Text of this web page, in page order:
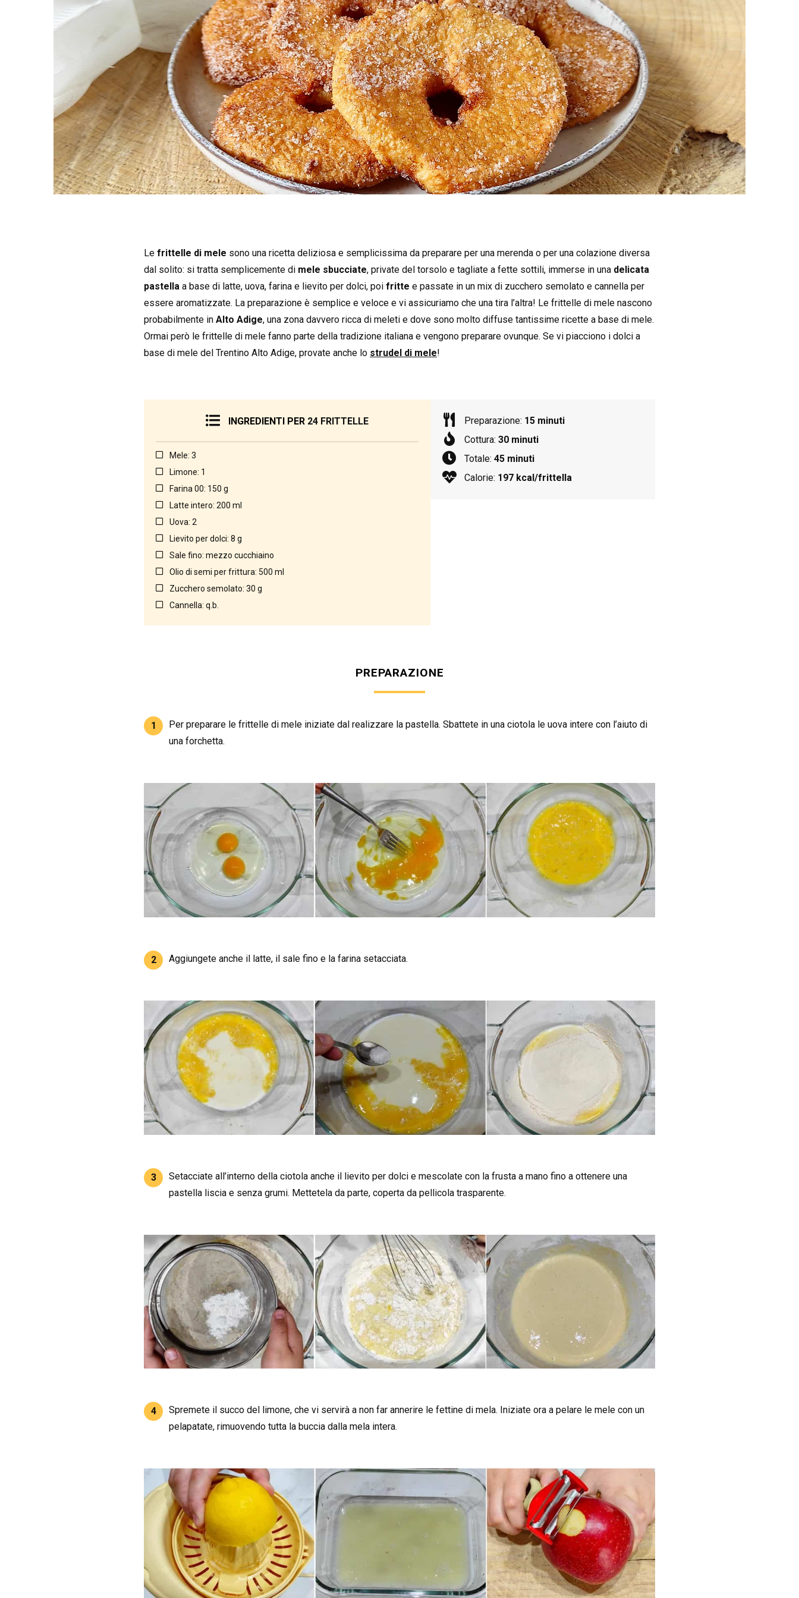
Le frittelle di mele sono una ricetta deliziosa e semplicissima da preparare per una merenda o per una colazione diversa
dal solito: si tratta semplicemente di mele sbucciate, private del torsolo e tagliate a fette sottili, immerse in una delicata
pastella a base di latte, uova, farina e lievito per dolci, poi fritte e passate in un mix di zucchero semolato e cannella per
essere aromatizzate. La preparazione è semplice e veloce e vi assicuriamo che una tira l’altra! Le frittelle di mele nascono
probabilmente in Alto Adige, una zona davvero ricca di meleti e dove sono molto diffuse tantissime ricette a base di mele.
Ormai però le frittelle di mele fanno parte della tradizione italiana e vengono preparare ovunque. Se vi piacciono i dolci a
base di mele del Trentino Alto Adige, provate anche lo strudel di mele!
INGREDIENTI PER 24 FRITTELLE
Mele: 3
Limone: 1
Farina 00: 150 g
Latte intero: 200 ml
Uova: 2
Lievito per dolci: 8 g
Sale fino: mezzo cucchiaino
Olio di semi per frittura: 500 ml
Zucchero semolato: 30 g
Cannella: q.b.
Preparazione: 15 minuti
Cottura:30 minuti
Totale:45 minuti
Calorie: 197 kcal/frittella
PREPARAZIONE
1
Per preparare le frittelle di mele iniziate dal realizzare la pastella. Sbattete in una ciotola le uova intere con l’aiuto di
una forchetta.
2 Aggiungete anche il latte, il sale fino e la farina setacciata.
3
Setacciate all’interno della ciotola anche il lievito per dolci e mescolate con la frusta a mano fino a ottenere una
pastella liscia e senza grumi. Mettetela da parte, coperta da pellicola trasparente.
4
Spremete il succo del limone, che vi servirà a non far annerire le fettine di mela. Iniziate ora a pelare le mele con un
pelapatate, rimuovendo tutta la buccia dalla mela intera.